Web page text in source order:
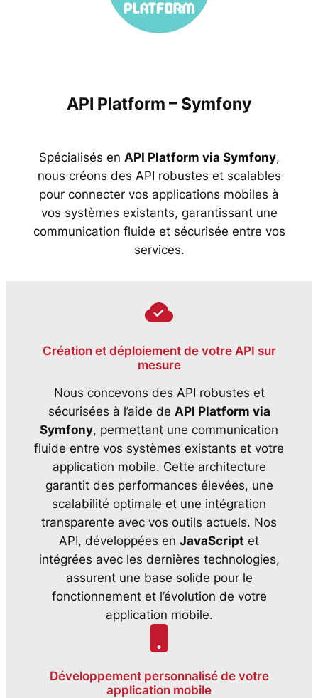
API Platform – Symfony
Spécialisés en API Platform via Symfony,
nous créons des API robustes et scalables
pour connecter vos applications mobiles à
vos systèmes existants, garantissant une
communication fluide et sécurisée entre vos
services.
Création et déploiement de votre API sur
mesure
Nous concevons des API robustes et
sécurisées à l’aide de API Platform via
Symfony, permettant une communication
fluide entre vos systèmes existants et votre
application mobile. Cette architecture
garantit des performances élevées, une
scalabilité optimale et une intégration
transparente avec vos outils actuels. Nos
API, développées en JavaScript et
intégrées avec les dernières technologies,
assurent une base solide pour le
fonctionnement et l’évolution de votre
application mobile.
Développement personnalisé de votre
application mobile